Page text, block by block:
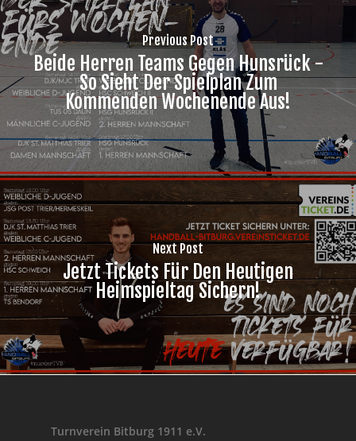
Previous Post
Beide Herren Teams Gegen Hunsrück -
So Sieht Der Spielplan Zum
Kommenden Wochenende Aus!
Next Post
Jetzt Tickets Für Den Heutigen
Heimspieltag Sichern!
Turnverein Bitburg 1911 e.V.